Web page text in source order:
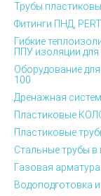
Трубы
Фитинги ПНД,
Гибкие
ППУ изоляции
Оборудование
100
Дренажная
Пластиковые
Пластиковые
Стальные трубы
Газовая арматура
Водоподготовка